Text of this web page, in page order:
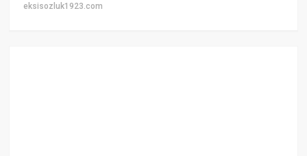
eksisozluk1923.com